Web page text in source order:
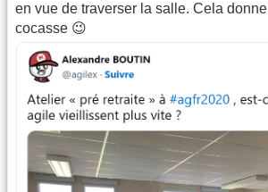
en vue de traverser la salle. Cela
cocasse 😉